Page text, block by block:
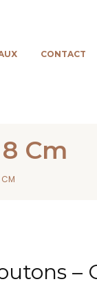
CONTACT
Cm
CM
–